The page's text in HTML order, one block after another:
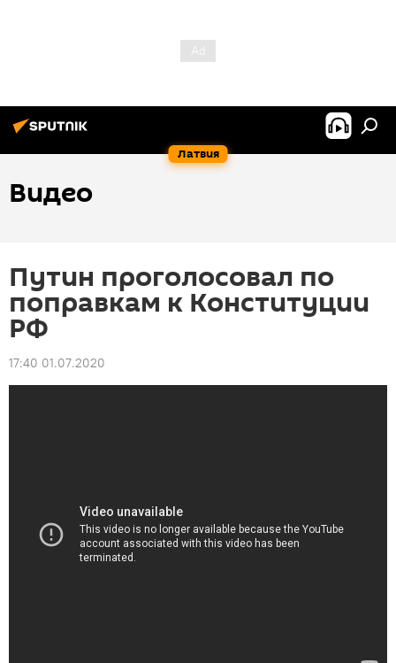
Латвия
Видео
Путин проголосовал по
поправкам к Конституции
РФ
17:40 01.07.2020